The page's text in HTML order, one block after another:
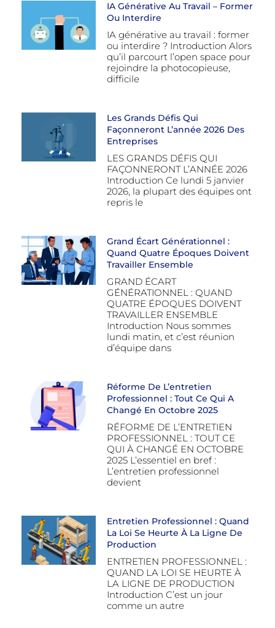
IA Générative Au Travail – Former
Ou Interdire
IA générative au travail : former
ou interdire ? Introduction Alors
qu’il parcourt l’open space pour
rejoindre la photocopieuse,
difficile
Les Grands Défis Qui
Façonneront L’année 2026 Des
Entreprises
LES GRANDS DÉFIS QUI
FAÇONNERONT L’ANNÉE 2026
Introduction Ce lundi 5 janvier
2026, la plupart des équipes ont
repris le
Grand Écart Générationnel :
Quand Quatre Époques Doivent
Travailler Ensemble
GRAND ÉCART
GÉNÉRATIONNEL : QUAND
QUATRE ÉPOQUES DOIVENT
TRAVAILLER ENSEMBLE
Introduction Nous sommes
lundi matin, et c’est réunion
d’équipe dans
Réforme De L’entretien
Professionnel : Tout Ce Qui A
Changé En Octobre 2025
RÉFORME DE L’ENTRETIEN
PROFESSIONNEL : TOUT CE
QUI À CHANGÉ EN OCTOBRE
2025 L’essentiel en bref :
L’entretien professionnel
devient
Entretien Professionnel : Quand
La Loi Se Heurte À La Ligne De
Production
ENTRETIEN PROFESSIONNEL :
QUAND LA LOI SE HEURTE À
LA LIGNE DE PRODUCTION
Introduction C’est un jour
comme un autre